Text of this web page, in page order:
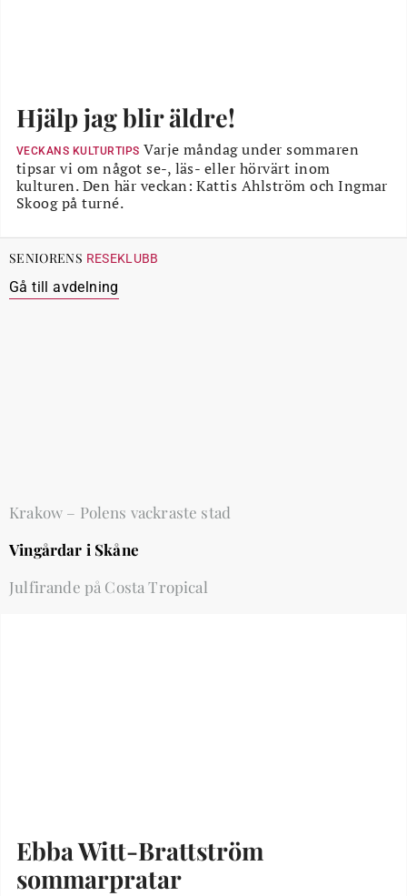
Hjälp jag blir äldre!
VECKANS KULTURTIPS Varje måndag under sommaren
tipsar vi om något se-, läs- eller hörvärt inom
kulturen. Den här veckan: Kattis Ahlström och Ingmar
Skoog på turné.
SENIORENS RESEKLUBB
Gå till avdelning
Krakow – Polens vackraste stad
Vingårdar i Skåne
Julfirande på Costa Tropical
Ebba Witt-Brattström
sommarpratar